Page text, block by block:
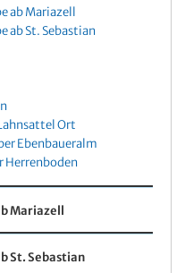
ab Mariazell
ab St. Sebastian
Ort
Ebenbaueralm
Herrenboden
Mariazell
St. Sebastian